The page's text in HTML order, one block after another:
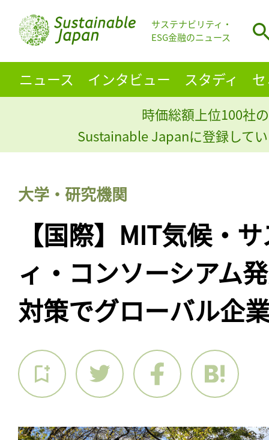
サステナビリティ・
ESG金融のニュース
ニュース インタビュー スタディ
時価総額上位100社
Sustainable Japanに登録して
大学・研究機関
【国際】MIT気候・
ィ・コンソーシアム
対策でグローバル企